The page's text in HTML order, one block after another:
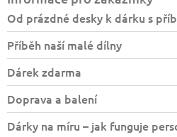
Od prázdné desky k dárku s
Příběh naší malé dílny
Dárek zdarma
Doprava a balení
Dárky na míru – jak funguje